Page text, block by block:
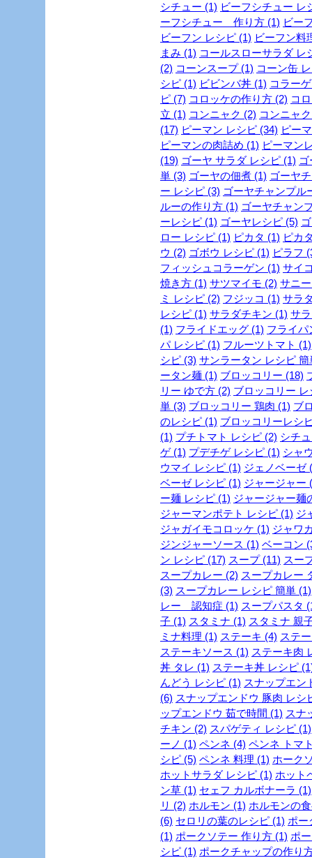
シチュー (1) ビーフシチュー レ
ーフシチュー 作り方 (1) ビー
ビーフン レシピ (1) ビーフン料
まみ (1) コールスローサラダ レ
(2) コーンスープ (1) コーン缶
シピ (1) ビビンバ丼 (1) コラー
ピ (7) コロッケの作り方 (2) コ
立 (1) コンニャク (2) コンニャ
(17) ピーマン レシピ (34) ピー
ピーマンの肉詰め (1) ピーマン
(19) ゴーヤ サラダ レシピ (1)
単 (3) ゴーヤの佃煮 (1) ゴーヤ
ー レシピ (3) ゴーヤチャンプル
ルーの作り方 (1) ゴーヤチャン
ーレシピ (1) ゴーヤレシピ (5)
ロー レシピ (1) ピカタ (1) ピカ
ウ (2) ゴボウ レシピ (1) ピラフ
フィッシュコラーゲン (1) サイ
焼き方 (1) サツマイモ (2) サニ
ミ レシピ (2) フジッコ (1) サラ
レシピ (1) サラダチキン (1) サ
(1) フライドエッグ (1) フライパ
パ レシピ (1) フルーツトマト (1)
シピ (3) サンラータン レシピ 簡
ータン麺 (1) ブロッコリー (18)
リー ゆで方 (2) ブロッコリー レ
単 (3) ブロッコリー 鶏肉 (1) ブ
のレシピ (1) ブロッコリーレシ
(1) プチトマト レシピ (2) シチ
ゲ (1) プデチゲ レシピ (1) シャ
ウマイ レシピ (1) ジェノベーゼ
ベーゼ レシピ (1) ジャージャー
ー麺 レシピ (1) ジャージャー麺
ジャーマンポテト レシピ (1) ジ
ジャガイモコロッケ (1) ジャワ
ジンジャーソース (1) ベーコン
ン レシピ (17) スープ (11) スー
スープカレー (2) スープカレー
(3) スープカレー レシピ 簡単 (1)
レー 認知症 (1) スープパスタ
子 (1) スタミナ (1) スタミナ 親
ミナ料理 (1) ステーキ (4) ステ
ステーキソース (1) ステーキ肉
丼 タレ (1) ステーキ丼 レシピ
んどう レシピ (1) スナップエン
(6) スナップエンドウ 豚肉 レシ
ップエンドウ 茹で時間 (1) スナ
チキン (2) スパゲティ レシピ (1)
ーノ (1) ペンネ (4) ペンネ トマ
シピ (5) ペンネ 料理 (1) ホーク
ホットサラダ レシピ (1) ホット
ン草 (1) セェフ カルボナーラ (1)
リ (2) ホルモン (1) ホルモンの
(6) セロリの葉のレシピ (1) ポー
(1) ポークソテー 作り方 (1) ポ
シピ (1) ポークチャップの作り